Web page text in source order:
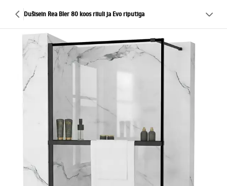
Dušisein Rea Bler 80 koos riiuli ja Evo riputiga